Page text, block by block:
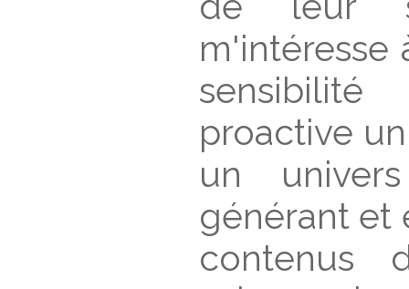
m'intéresse
proactive
un
générant et
contenus